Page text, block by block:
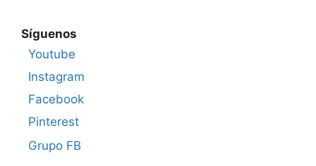
Síguenos
Youtube
Instagram
Facebook
Pinterest
Grupo FB